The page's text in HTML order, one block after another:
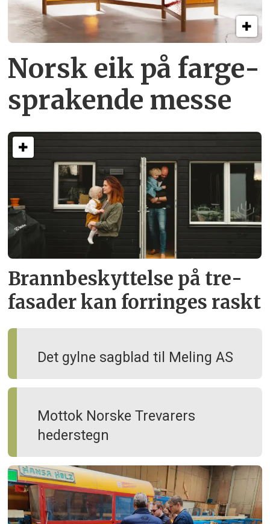
Norsk eik på farge­
sprakende messe
Brann­beskyttelse på tre­
fasader kan forringes raskt
Det gylne sagblad til Meling AS
Mottok Norske Trevarers
hederstegn